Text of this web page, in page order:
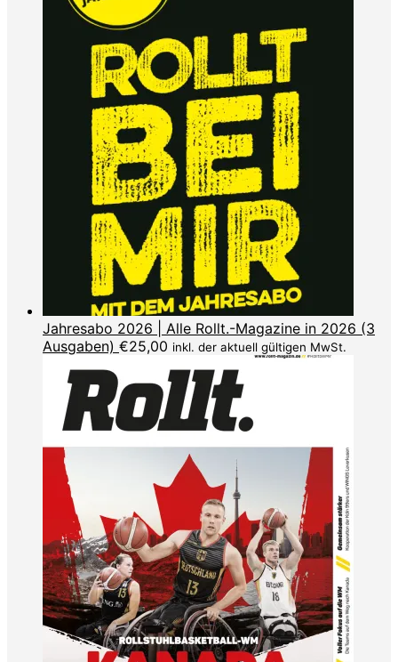
Jahresabo 2026 | Alle Rollt.-Magazine in 2026 (3
Ausgaben) €25,00 inkl. der aktuell gültigen MwSt.